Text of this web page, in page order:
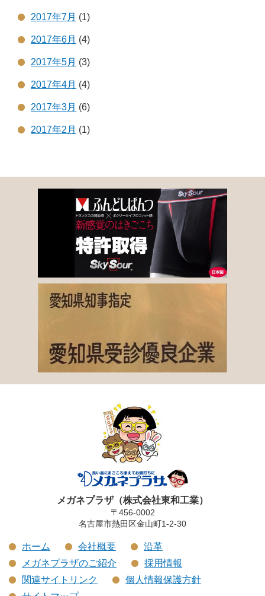
2017年7月 (1)
2017年6月 (4)
2017年5月 (3)
2017年4月 (4)
2017年3月 (6)
2017年2月 (1)
メガネプラザ（株式会社東和工業）
〒456-0002
名古屋市熱田区金山町1-2-30
ホーム 会社概要
沿革
メガネプラザのご紹介
採用情報
関連サイトリンク
個人情報保護方針